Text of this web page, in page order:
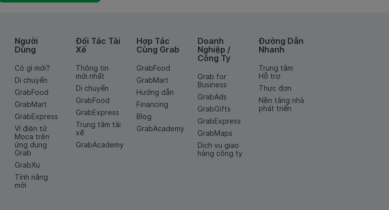
Người
Dùng
Có gì mới?
Di chuyển
GrabFood
GrabMart
GrabExpress
Ví điện tử
Moca trên
ứng dụng
Grab
GrabXu
Tính năng
mới
Đối Tác Tài
Xế
Thông tin
mới nhất
Di chuyển
GrabFood
GrabExpress
Trung tâm tài
xế
GrabAcademy
Hợp Tác
Cùng Grab
GrabFood
GrabMart
Hướng dẫn
Financing
Blog
GrabAcademy
Doanh
Nghiệp /
Công Ty
Grab for
Business
GrabAds
GrabGifts
GrabExpress
GrabMaps
Dịch vụ giao
hàng công ty
Đường Dẫn
Nhanh
Trung tâm
Hỗ trợ
Thực đơn
Nền tảng nhà
phát triển